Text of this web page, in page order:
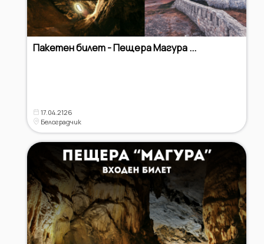
Пакетен билет - Пещера Магура ...
17.04.2126
Белоградчик